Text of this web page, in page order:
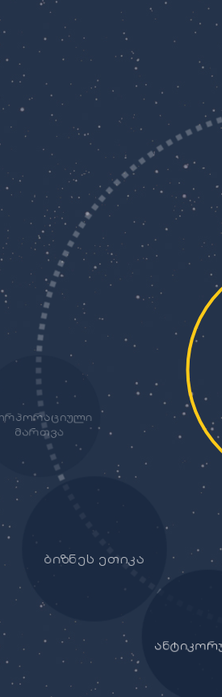
ბიზნეს ეთიკა
მართვა
დაინტერესებული
მხარეები
ანგარიშგება და
გამჭვირვალობა